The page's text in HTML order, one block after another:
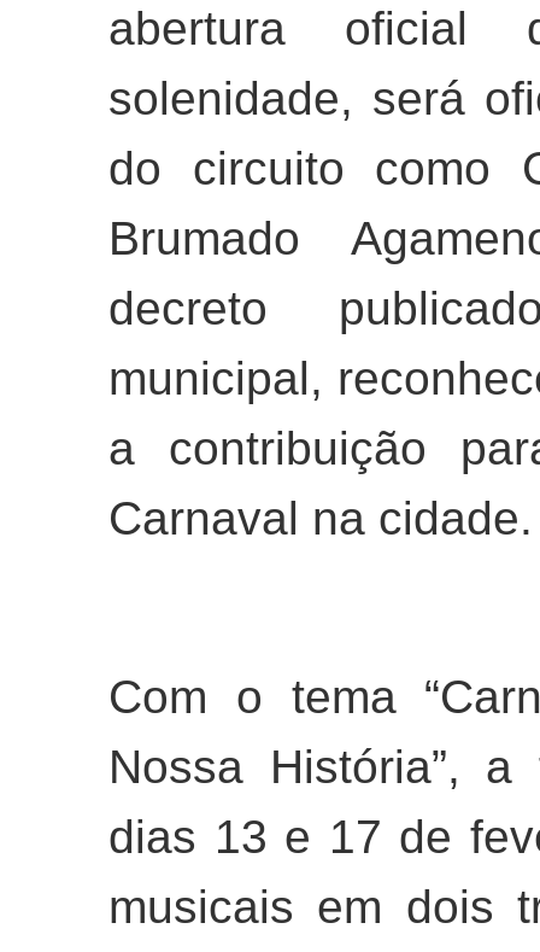
abertura oficial
solenidade, será
do circuito como
Brumado
decreto
municipal,
a contribuição
Carnaval na cidade.
Com o tema
Nossa História”,
dias 13 e 17 de
musicais em dois